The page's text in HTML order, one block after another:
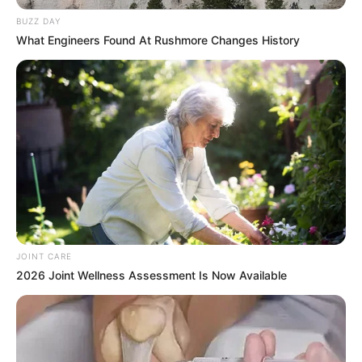
Facebook
Twitter
Pinterest
Share
BUZZ DAY
What Engineers Found At Rushmore Changes History
JOINT CARE
2026 Joint Wellness Assessment Is Now Available